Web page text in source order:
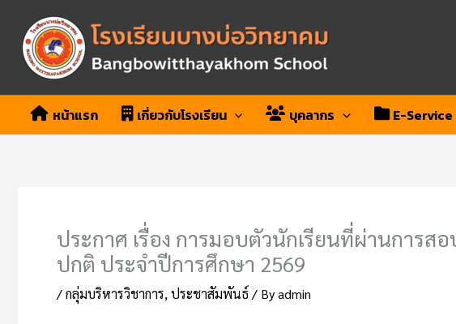
content
หน้าแรก เกี่ยวกับโรงเรียน บุคลากร E-Service
ประกาศ เรื่อง การมอบตัวนักเรียนที่ผ่านการ
ปกติ ประจำปีการศึกษา 2569
/กลุ่มบริหารวิชาการ, ประชาสัมพันธ์/ Byadmin